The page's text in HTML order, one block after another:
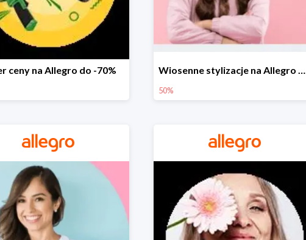
ceny na Allegro do -70% Wiosenne stylizacje na Allegro do -50%
50%